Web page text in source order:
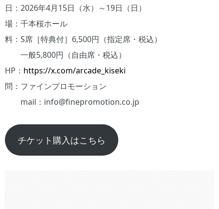
日：2026年4月15日（水）～19日（日）
場：千本桜ホール
料：S席［特典付］6,500円（指定席・税込）
一般5,800円（自由席・税込）
HP： https://x.com/arcade_kiseki
問：ファインプロモーション
mail：info@finepromotion.co.jp
チケット購入はこちら